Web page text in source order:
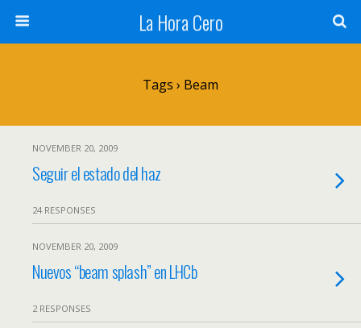
La Hora Cero
Tags › Beam
NOVEMBER 20, 2009
Seguir el estado del haz
24 RESPONSES
NOVEMBER 20, 2009
Nuevos “beam splash” en LHCb
2 RESPONSES